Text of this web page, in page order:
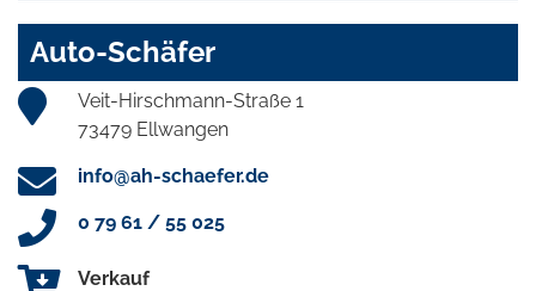
Auto-Schäfer
Veit-Hirschmann-Straße 1
73479 Ellwangen
info@ah-schaefer.de
0 79 61 / 55 025
Verkauf